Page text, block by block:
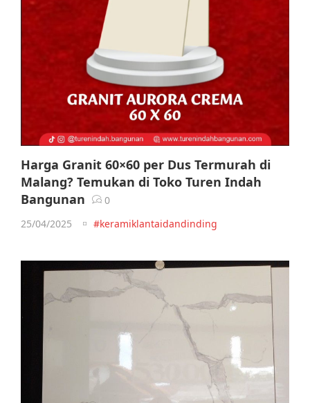
Harga Granit 60×60 per Dus Termurah di
Malang? Temukan di Toko Turen Indah
Bangunan
0
25/04/2025
#keramiklantaidandinding